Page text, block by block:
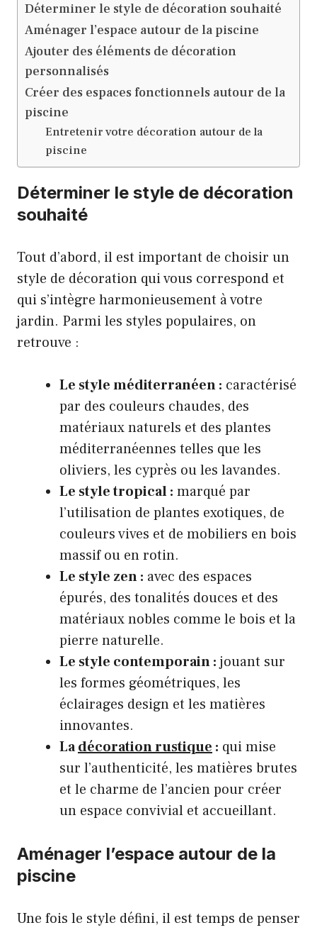
Déterminer le style de décoration souhaité
Aménager l’espace autour de la piscine
Ajouter des éléments de décoration
personnalisés
Créer des espaces fonctionnels autour de la
piscine
Entretenir votre décoration autour de la
piscine
Déterminer le style de décoration
souhaité
Tout d’abord, il est important de choisir un
style de décoration qui vous correspond et
qui s’intègre harmonieusement à votre
jardin. Parmi les styles populaires, on
retrouve :
Le style méditerranéen : caractérisé
par des couleurs chaudes, des
matériaux naturels et des plantes
méditerranéennes telles que les
oliviers, les cyprès ou les lavandes.
Le style tropical : marqué par
l’utilisation de plantes exotiques, de
couleurs vives et de mobiliers en bois
massif ou en rotin.
Le style zen : avec des espaces
épurés, des tonalités douces et des
matériaux nobles comme le bois et la
pierre naturelle.
Le style contemporain : jouant sur
les formes géométriques, les
éclairages design et les matières
innovantes.
Ladécoration rustique : qui mise
sur l’authenticité, les matières brutes
et le charme de l’ancien pour créer
un espace convivial et accueillant.
Aménager l’espace autour de la
piscine
Une fois le style défini, il est temps de penser